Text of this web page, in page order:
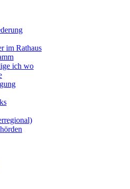
im Rathaus
ich wo